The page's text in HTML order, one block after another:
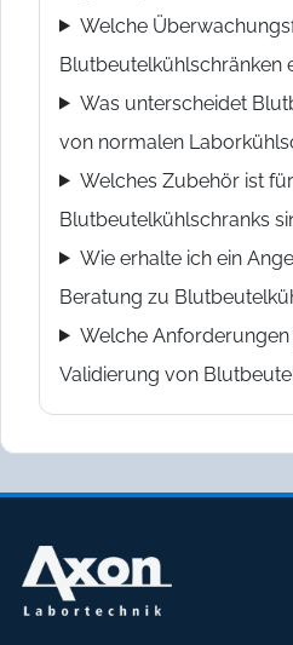
Welche
Blutbeutelkühlschränken
Was unterscheidet
von normalen
Welches Zubehör ist
Blutbeutelkühlschranks
Wie erhalte ich ein
Beratung zu
Welche
Validierung von